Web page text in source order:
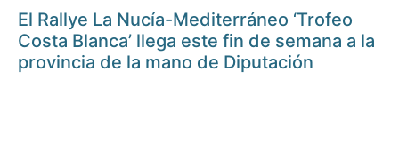
El Rallye La Nucía-Mediterráneo ‘Trofeo
Costa Blanca’ llega este fin de semana a la
provincia de la mano de Diputación